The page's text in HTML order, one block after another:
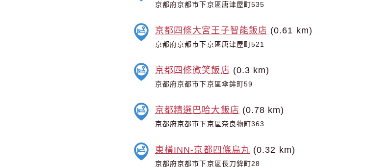
京都府京都市下京區唐津屋町535
京都四條大宮王子智能飯店 (0.61 km)
京都府京都市下京區唐津屋町521
京都四條微笑飯店 (0.3 km)
京都府京都市下京區傘鉾町59
京都精選巴哈大飯店 (0.78 km)
京都府京都市下京區奈良物町363
東橫INN-京都四條烏丸 (0.32 km)
京都府京都市下京區長刀鉾町28